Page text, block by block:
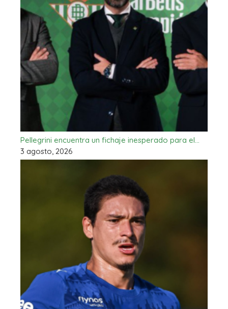
Pellegrini encuentra un fichaje inesperado para el…
3 agosto, 2026